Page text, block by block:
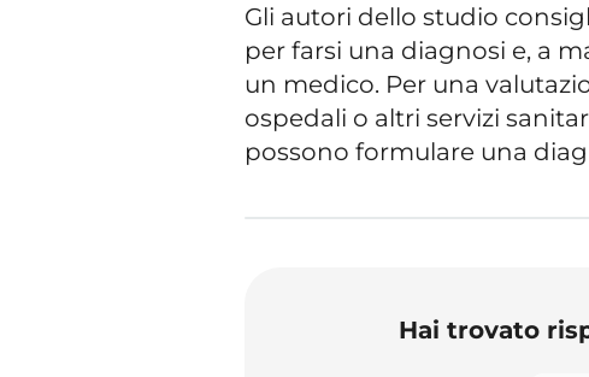
Gli autori dello studio
per farsi una diagnosi e, a
un medico. Per una
ospedali o altri servizi
possono formulare una
Hai trovato